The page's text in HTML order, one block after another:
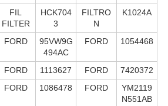
FIL
FILTER
HCK704
3
FILTRO
N
K1024A
FORD
95VW9G
494AC
FORD 1054468
FORD 1113627 FORD
7420372
FORD 1086478 FORD
YM2119
N551AB